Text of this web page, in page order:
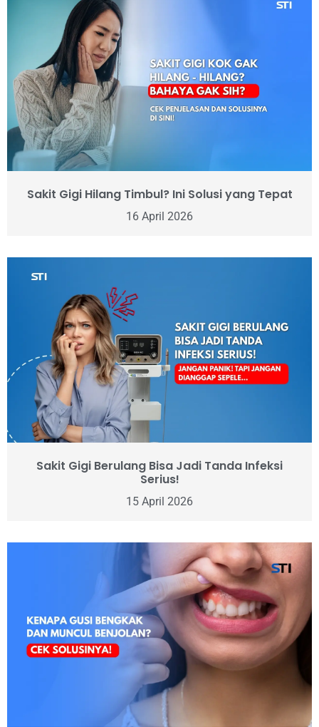
Sakit Gigi Hilang Timbul? Ini Solusi yang Tepat
16 April 2026
Sakit Gigi Berulang Bisa Jadi Tanda Infeksi
Serius!
15 April 2026